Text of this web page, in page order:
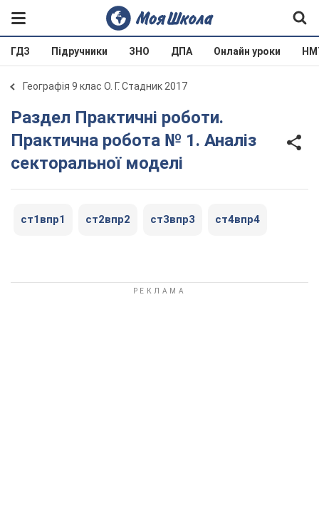
ГДЗ Підручники ЗНО ДПА Онлайн уроки
Географія 9 клас О. Г. Стадник 2017
Раздел Практичні роботи.
Практична робота № 1. Аналіз
секторальної моделі
ст1впр1 ст2впр2 ст3впр3 ст4впр4